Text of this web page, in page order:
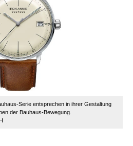
Serie entsprechen in ihrer Gestaltung
der Bauhaus-Bewegung.